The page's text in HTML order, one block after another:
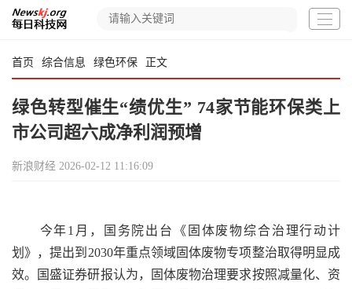
首页 综合信息 绿色环保 正文
绿色转型催生“绩优生” 74家节能环保类上
市公司超六成净利润预增
新浪财经 2026-02-12 11:16:09
今年1月，国务院出台《固体废物综合治理行动计
划》，提出到2030年重点领域固体废物专项整治取得明显成
效。国盛证券研报认为，固体废物治理要求按照减量化、资